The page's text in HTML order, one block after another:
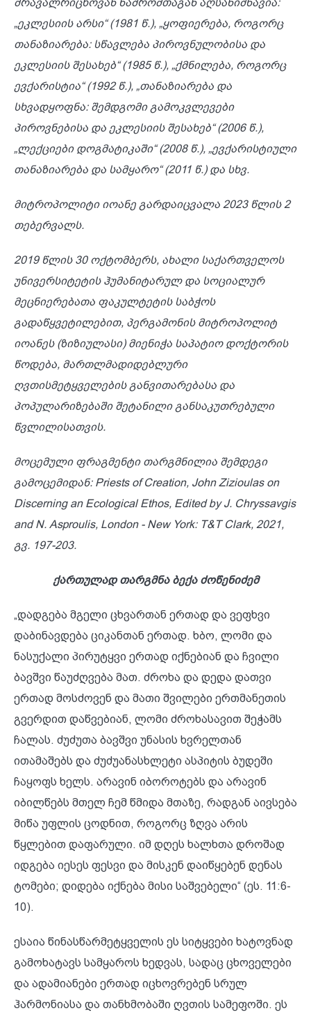
„ეკლესიის არსი“ (1981 წ.), „ყოფიერება, როგორც
თანაზიარება: სწავლება პიროვნულობისა და
ეკლესიის შესახებ“ (1985 წ.), „ქმნილება, როგორც
ევქარისტია“ (1992 წ.), „თანაზიარება და
სხვადყოფნა: შემდგომი გამოკვლევები
პიროვნებისა და ეკლესიის შესახებ“ (2006 წ.),
„ლექციები დოგმატიკაში“ (2008 წ.), „ევქარისტიული
თანაზიარება და სამყარო“ (2011 წ.) და სხვ.
მიტროპოლიტი იოანე გარდაიცვალა 2023 წლის 2
თებერვალს.
2019 წლის 30 ოქტომბერს, ახალი საქართველოს
უნივერსიტეტის ჰუმანიტარულ და სოციალურ
მეცნიერებათა ფაკულტეტის საბჭოს
გადაწყვეტილებით, პერგამონის მიტროპოლიტ
იოანეს (ზიზიულასი) მიენიჭა საპატიო დოქტორის
წოდება, მართლმადიდებლური
ღვთისმეტყველების განვითარებასა და
პოპულარიზებაში შეტანილი განსაკუთრებული
წვლილისათვის.
მოცემული ფრაგმენტი თარგმნილია შემდეგი
გამოცემიდან: Priests of Creation, John Zizioulas on
Discerning an Ecological Ethos, Edited by J. Chryssavgis
and N. Asproulis, London - New York: T&T Clark, 2021,
გვ. 197-203.
ქართულად თარგმნა ბექა ძოწენიძემ
„დადგება მგელი ცხვართან ერთად და ვეფხვი
დაბინავდება ციკანთან ერთად. ხბო, ლომი და
ნასუქალი პირუტყვი ერთად იქნებიან და ჩვილი
ბავშვი წაუძღვება მათ. ძროხა და დედა დათვი
ერთად მოსძოვენ და მათი შვილები ერთმანეთის
გვერდით დაწვებიან, ლომი ძროხასავით შეჭამს
ჩალას. ძუძუთა ბავშვი უნასის ხვრელთან
ითამაშებს და ძუძუანასხლეტი ასპიტის ბუდეში
ჩაყოფს ხელს. არავინ იბოროტებს და არავინ
იბილწებს მთელ ჩემ წმიდა მთაზე, რადგან აივსება
მიწა უფლის ცოდნით, როგორც ზღვა არის
წყლებით დაფარული. იმ დღეს ხალხთა დროშად
იდგება იესეს ფესვი და მისკენ დაიწყებენ დენას
ტომები; დიდება იქნება მისი საშვებელი“ (ეს. 11:6-
10).
ესაია წინასწარმეტყველის ეს სიტყვები ხატოვნად
გამოხატავს სამყაროს ხედვას, სადაც ცხოველები
და ადამიანები ერთად იცხოვრებენ სრულ
ჰარმონიასა და თანხმობაში ღვთის სამეფოში. ეს